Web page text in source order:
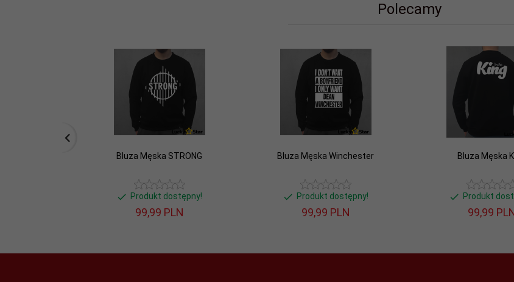
Polecamy
Bluza Męska STRONG
Produkt dostępny!
99,99 PLN
Bluza Męska Winchester
Produkt dostępny!
99,99 PLN
Bluza Męska
Produkt
99,99